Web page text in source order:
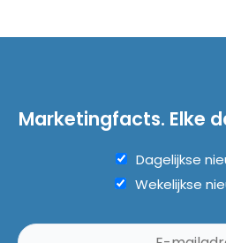
Marketingfacts. Elke
Dagelijkse
Wekelijkse